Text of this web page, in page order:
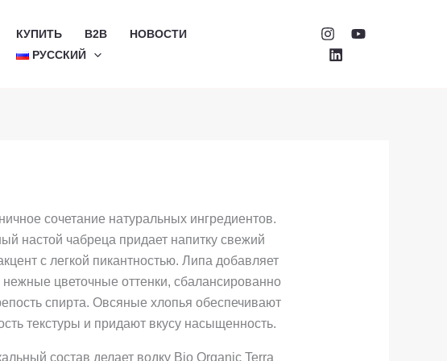
КУПИТЬ B2B
НОВОСТИ
РУССКИЙ
сочетание натуральных ингредиентов.
настой чабреца придает напитку свежий
с легкой пикантностью. Липа добавляет
нежные цветочные оттенки, сбалансированно
спирта. Овсяные хлопья обеспечивают
текстуры и придают вкусу насыщенность.
состав делает водку Bio Organic Terra